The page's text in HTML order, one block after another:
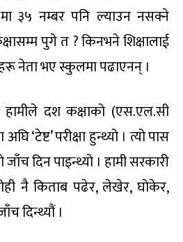
३५ नम्बर पनि ल्याउन नसक्ने
पुगे त ? किनभने शिक्षालाई
नेता भए स्कुलमा पढाएनन् ।
दश कक्षाको (एस.एल.सी
‘टेष्ट’ परीक्षा हुन्थ्यो । त्यो पास
दिन पाइन्थ्यो । हामी सरकारी
नै किताब पढेर, लेखेर, घोकेर,
दिन्थ्यौं ।